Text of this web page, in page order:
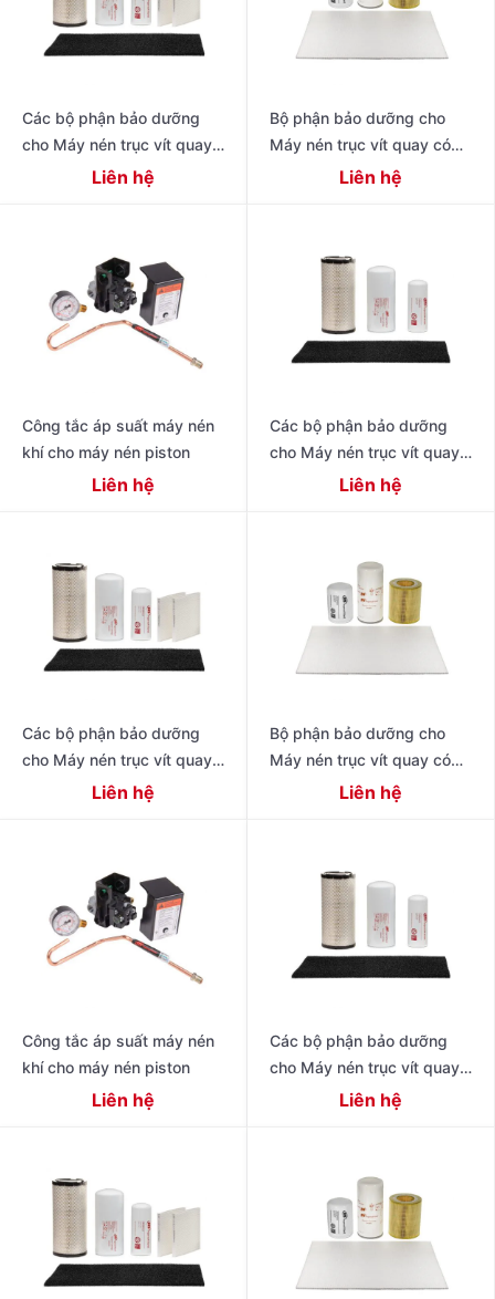
Các bộ phận bảo dưỡng
cho Máy nén trục vít quay
có dầu hiệu suất cao thế hệ
Liên hệ
Bộ phận bảo dưỡng cho
Máy nén trục vít quay có
dầu 4-11 kW Dòng R
Liên hệ
Công tắc áp suất máy nén
khí cho máy nén piston
Liên hệ
Các bộ phận bảo dưỡng
cho Máy nén trục vít quay
có dầu thế hệ tiếp theo R
Liên hệ
Các bộ phận bảo dưỡng
cho Máy nén trục vít quay
có dầu hiệu suất cao thế hệ
Liên hệ
Bộ phận bảo dưỡng cho
Máy nén trục vít quay có
dầu 4-11 kW Dòng R
Liên hệ
Công tắc áp suất máy nén
khí cho máy nén piston
Liên hệ
Các bộ phận bảo dưỡng
cho Máy nén trục vít quay
có dầu thế hệ tiếp theo R
Liên hệ